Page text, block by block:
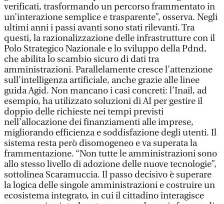
verificati, trasformando un percorso frammentato in
un’interazione semplice e trasparente”, osserva. Negli
ultimi anni i passi avanti sono stati rilevanti. Tra
questi, la razionalizzazione delle infrastrutture con il
Polo Strategico Nazionale e lo sviluppo della Pdnd,
che abilita lo scambio sicuro di dati tra
amministrazioni. Parallelamente cresce l’attenzione
sull’intelligenza artificiale, anche grazie alle linee
guida Agid. Non mancano i casi concreti: l’Inail, ad
esempio, ha utilizzato soluzioni di AI per gestire il
doppio delle richieste nei tempi previsti
nell’allocazione dei finanziamenti alle imprese,
migliorando efficienza e soddisfazione degli utenti. Il
sistema resta però disomogeneo e va superata la
frammentazione. “Non tutte le amministrazioni sono
allo stesso livello di adozione delle nuove tecnologie”,
sottolinea Scaramuccia. Il passo decisivo è superare
la logica delle singole amministrazioni e costruire un
ecosistema integrato, in cui il cittadino interagisce